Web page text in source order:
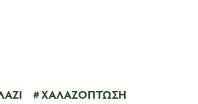
ΧΑΛΑΖΟΠΤΩΣΗ